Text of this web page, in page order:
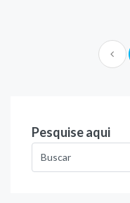
Pesquise aqui